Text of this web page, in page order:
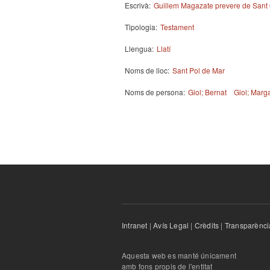
Escrivà: Guillem Magazate prevere de
Tipologia: Testament
Llengua: Llatí
Noms de lloc: Sant Pol de Mar
Noms de persona: Giol; Bernat Giol;
Intranet |Avís Legal | Crèdits |
Aquesta web es manté únicament
amb fons propis de l'entitat